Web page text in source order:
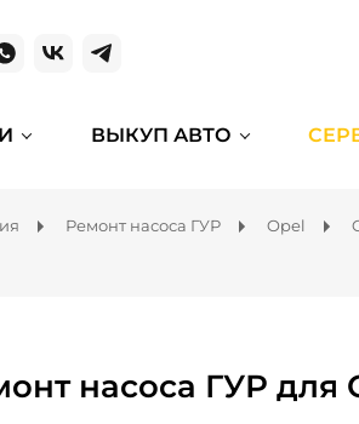
ВЫКУП АВТО
Ремонт насоса ГУР Opel
насоса ГУР для